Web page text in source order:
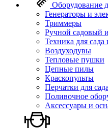
Оборудование
Генераторы и
Триммеры
Ручной садовый
Техника для сада
Воздуходувы
Тепловые пушки
Цепные пилы
Краскопульты
Перчатки для сада
Поливочное
Аксессуары и